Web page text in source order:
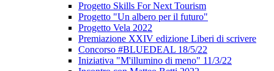
Progetto Skills For Next Tourism
Progetto "Un albero per il futuro"
Progetto Vela 2022
Premiazione XXIV edizione Liberi di scrivere
Concorso #BLUEDEAL 18/5/22
Iniziativa "M'illumino di meno" 11/3/22